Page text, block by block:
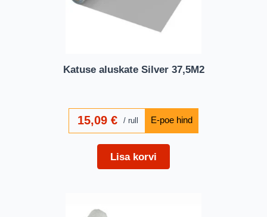
Katuse aluskate Silver 37,5M2
15,09 € rull
Lisa korvi